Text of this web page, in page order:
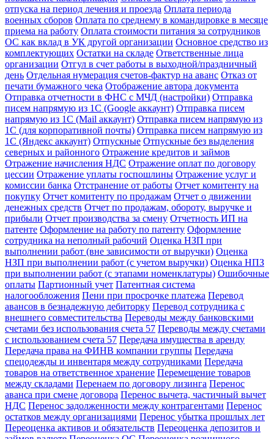
отпуска на период лечения и проезда Оплата периода
военных сборов Оплата по среднему в командировке в месяце
приема на работу Оплата стоимости питания за сотрудников
ОС как вклад в УК другой организации Основное средство из
комплектующих Остатки на складе Ответственные лица
организации Отгул в счет работы в выходной/праздничный
день Отдельная нумерация счетов-фактур на аванс Отказ от
печати бумажного чека Отображение автора документа
Отправка отчетности в ФНС с МЧД (настройки) Отправка
писем напрямую из 1С (Google аккаунт) Отправка писем
напрямую из 1С (Mail аккаунт) Отправка писем напрямую из
1С (для корпоративной почты) Отправка писем напрямую из
1С (Яндекс аккаунт) Отпускные Отпускные без выделения
северных и районного Отражение кредитов и займов
Отражение начисления НДС Отражение оплат по договору
цессии Отражение уплаты госпошлины Отражение услуг и
комиссии банка Отстранение от работы Отчет комитенту на
покупку Отчет комитенту по продажам Отчет о движении
денежных средств Отчет по продажам, обороту, выручке и
прибыли Отчет производства за смену Отчетность ИП на
патенте Оформление на работу по патенту Оформление
сотрудника на неполный рабочий Оценка НЗП при
выполнении работ (вне зависимости от выручки) Оценка
НЗП при выполнении работ (с учетом выручки) Оценка НПЗ
при выполнении работ (с этапами номенклатуры) Ошибочные
оплаты Партионный учет Патентная система
налогообложения Пени при просрочке платежа Перевод
авансов в безнадежную дебиторку Перевод сотрудника с
внешнего совместительства Переводы между банковскими
счетами без использования счета 57 Переводы между счетами
с использованием счета 57 Передача имущества в аренду
Передача права на ФИНВ компании группы Передача
спецодежды и инвентаря между сотрудниками Передача
товаров на ответственное хранение Перемещение товаров
между складами Перенаем по договору лизинга Перенос
аванса при смене договора Перенос вычета, частичный вычет
НДС Перенос задолженности между контрагентами Перенос
остатков между организациями Перенос убытка прошлых лет
Переоценка активов и обязательств Переоценка депозитов и